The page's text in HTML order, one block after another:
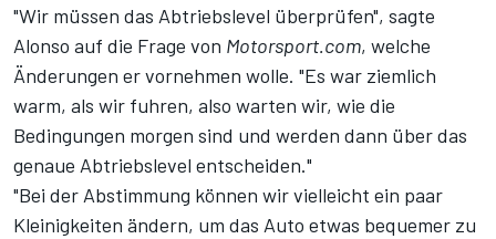
"Wir müssen das Abtriebslevel überprüfen", sagte
Alonso auf die Frage von Motorsport.com, welche
Änderungen er vornehmen wolle. "Es war ziemlich
warm, als wir fuhren, also warten wir, wie die
Bedingungen morgen sind und werden dann über das
genaue Abtriebslevel entscheiden."
"Bei der Abstimmung können wir vielleicht ein paar
Kleinigkeiten ändern, um das Auto etwas bequemer zu